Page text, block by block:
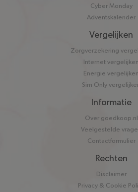
Cyber Monday
Adventskalender
Vergelijken
Zorgverzekering
Internet vergelijken
Energie vergelijken
Sim Only
Informatie
Over goedkoop.nl
Veelgestelde
Contactformulier
Rechten
Disclaimer
Privacy & Cookie